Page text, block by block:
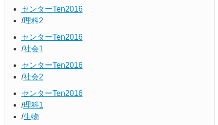
センターTen2016
理科2
センターTen2016
社会1
センターTen2016
社会2
センターTen2016
理科1
生物